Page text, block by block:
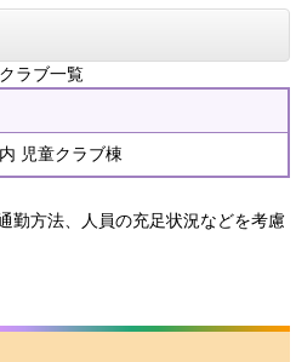
ラブ一覧
児童クラブ棟
勤方法、人員の充足状況などを考慮